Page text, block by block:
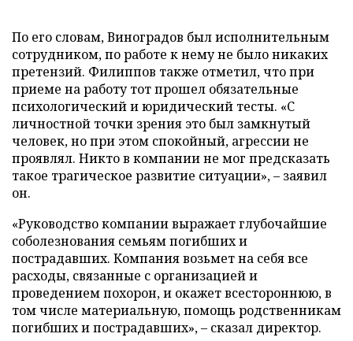
По его словам, Виноградов был исполнительным
сотрудником, по работе к нему не было никаких
претензий. Филиппов также отметил, что при
приеме на работу тот прошел обязательные
психологический и юридический тесты. «С
личностной точки зрения это был замкнутый
человек, но при этом спокойный, агрессии не
проявлял. Никто в компании не мог предсказать
такое трагическое развитие ситуации», – заявил
он.
«Руководство компании выражает глубочайшие
соболезнования семьям погибших и
пострадавших. Компания возьмет на себя все
расходы, связанные с организацией и
проведением похорон, и окажет всестороннюю, в
том числе материальную, помощь родственникам
погибших и пострадавших», – сказал директор.